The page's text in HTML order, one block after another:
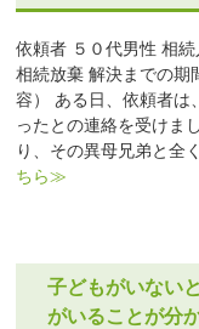
依頼者 ５０代男性 相
相続放棄 解決までの期
容） ある日、依頼者は
ったとの連絡を受けま
り、その異母兄弟と全
ちら≫
子どもがいない
がいることが分